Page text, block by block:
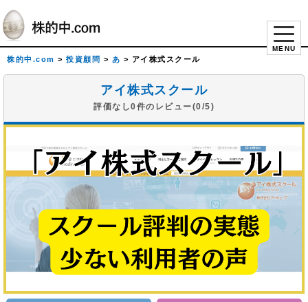
MENU
株的中.com > 投資顧問 > あ > アイ株式スクール
アイ株式スクール
評価なし0件のレビュー(0/5)